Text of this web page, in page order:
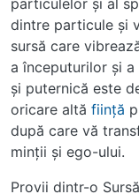
particulelor şi al
dintre particule şi
sursă care
a începuturilor şi
şi puternică este
oricare altă fiinţă
după care vă
minţii şi ego-ului.
Provii dintr-o